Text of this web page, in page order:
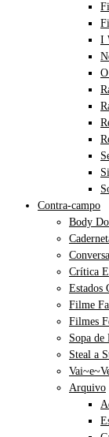
I
Contra-campo
Body
Crítica
Estados
Filme
Filmes
Sopa de
Steal a
Arquivo